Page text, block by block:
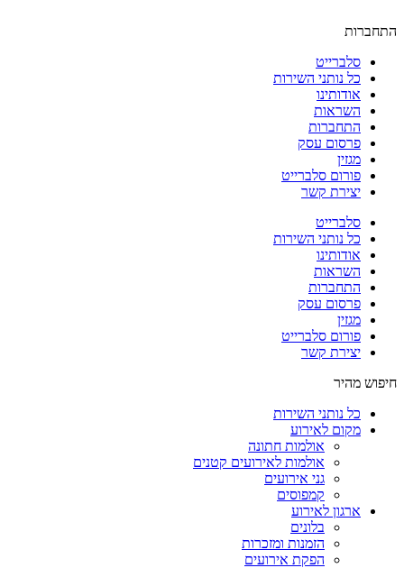
התחברות
סלברייט
כל נותני השירות
אודותינו
השראות
התחברות
פרסום עסק
מגזין
פורום סלברייט
יצירת קשר
סלברייט
כל נותני השירות
אודותינו
השראות
התחברות
פרסום עסק
מגזין
פורום סלברייט
יצירת קשר
חיפוש מהיר
כל נותני השירות
מקום לאירוע
אולמות חתונה
אולמות לאירועים קטנים
גני אירועים
קמפוסים
ארגון לאירוע
בלונים
הזמנות ומזכרות
הפקת אירועים